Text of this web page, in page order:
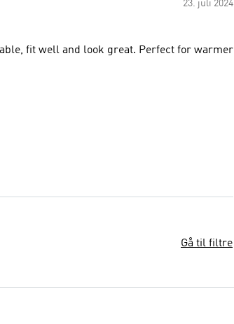
23. juli 2024
fit well and look great. Perfect for warmer
Gå til filtre